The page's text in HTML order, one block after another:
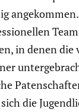
in denen die
die